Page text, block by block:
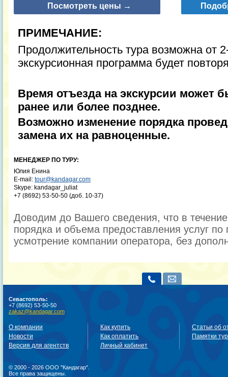
Посмотреть цены →
ПРИМЕЧАНИЕ:
Продолжительность тура возможна от
экскурсионная программа будет
Время отъезда на экскурсии может
ранее или более позднее.
Возможно изменение порядка
замена их на равноценные.
МЕНЕДЖЕР ПО ТУРУ:
Юлия Енина
E-mail: tour@kandagar.com
Skype: kandagar_juliat
+7 (8692) 53-50-50 (доб. 10-37)
Доводим до Вашего сведения, что в
порядка и объема предоставления услуг по
усмотрение компании оператора, без
Севастополь:
+7 (8692) 53-50-50
zakaz@kandagar.com
О компании
Новости
Версия для агентств
Как купить
Как оплатить
Личный кабинет
Статьи об
Памятки
© 2000 - 2026 ООО "Кандагар".
Все права защищены.